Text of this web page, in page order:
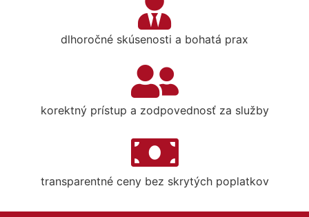
dlhoročné skúsenosti a bohatá prax
korektný prístup a zodpovednosť za služby
transparentné ceny bez skrytých poplatkov